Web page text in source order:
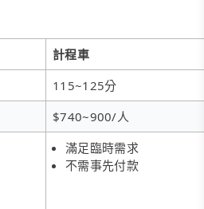
計程車
115~125分
$740~900/人
滿足臨時需求
不需事先付款